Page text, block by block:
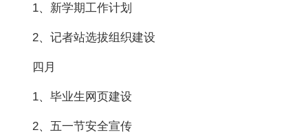
1、新学期工作计划
2、记者站选拔组织建设
四月
1、毕业生网页建设
2、五一节安全宣传